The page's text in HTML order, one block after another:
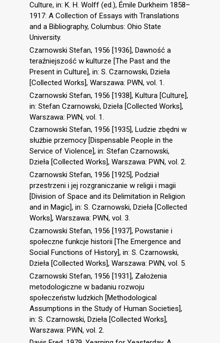
Culture, in: K. H. Wolff (ed.), Émile Durkheim 1858–
1917: A Collection of Essays with Translations
and a Bibliography, Columbus: Ohio State
University.
Czarnowski Stefan, 1956 [1936], Dawność a
teraźniejszość w kulturze [The Past and the
Present in Culture], in: S. Czarnowski, Dzieła
[Collected Works], Warszawa: PWN, vol. 1.
Czarnowski Stefan, 1956 [1938], Kultura [Culture],
in: Stefan Czarnowski, Dzieła [Collected Works],
Warszawa: PWN, vol. 1.
Czarnowski Stefan, 1956 [1935], Ludzie zbędni w
służbie przemocy [Dispensable People in the
Service of Violence], in: Stefan Czarnowski,
Dzieła [Collected Works], Warszawa: PWN, vol. 2.
Czarnowski Stefan, 1956 [1925], Podział
przestrzeni i jej rozgraniczanie w religii i magii
[Division of Space and its Delimitation in Religion
and in Magic], in: S. Czarnowski, Dzieła [Collected
Works], Warszawa: PWN, vol. 3.
Czarnowski Stefan, 1956 [1937], Powstanie i
społeczne funkcje historii [The Emergence and
Social Functions of History], in: S. Czarnowski,
Dzieła [Collected Works], Warszawa: PWN, vol. 5.
Czarnowski Stefan, 1956 [1931], Założenia
metodologiczne w badaniu rozwoju
społeczeństw ludzkich [Methodological
Assumptions in the Study of Human Societies],
in: S. Czarnowski, Dzieła [Collected Works],
Warszawa: PWN, vol. 2.